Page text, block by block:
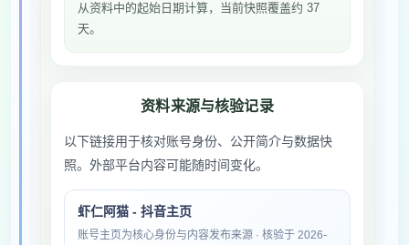
从资料中的起始日期计算，当前快照覆盖约 37
天。
资料来源与核验记录
以下链接用于核对账号身份、公开简介与数据快
照。外部平台内容可能随时间变化。
虾仁阿猫 - 抖音主页
账号主页为核心身份与内容发布来源 · 核验于 2026-